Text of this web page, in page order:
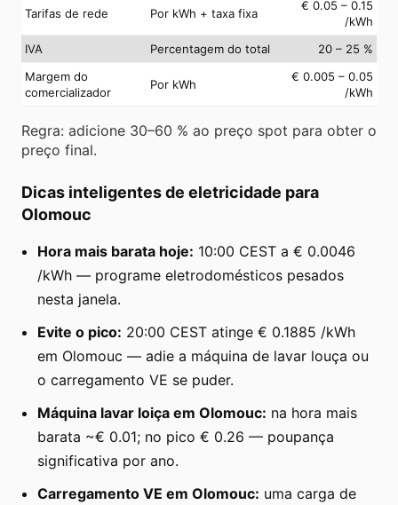
Tarifas de rede Por kWh + taxa fixa
€ 0.05 – 0.15
/kWh
IVA
Percentagem do total
20 – 25 %
Margem do
comercializador
Por kWh
€ 0.005 – 0.05
/kWh
Regra: adicione 30–60 % ao preço spot para obter o
preço final.
Dicas inteligentes de eletricidade para
Olomouc
Hora mais barata hoje: 10:00 CEST a € 0.0046
/kWh — programe eletrodomésticos pesados
nesta janela.
Evite o pico: 20:00 CEST atinge € 0.1885 /kWh
em Olomouc — adie a máquina de lavar louça ou
o carregamento VE se puder.
Máquina lavar loiça em Olomouc: na hora mais
barata ~€ 0.01; no pico € 0.26 — poupança
significativa por ano.
Carregamento VE em Olomouc: uma carga de